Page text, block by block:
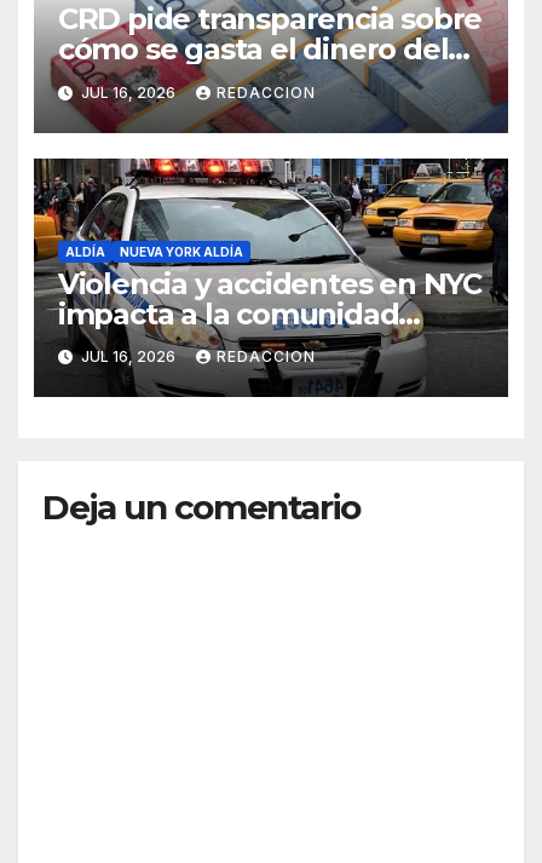
CRD pide transparencia sobre
cómo se gasta el dinero del
Seguro Familiar de Salud
JUL 16, 2026 REDACCION
ALDÍA NUEVA YORK ALDÍA
Violencia y accidentes en NYC
impacta a la comunidad
dominicana
JUL 16, 2026 REDACCION
Deja un comentario